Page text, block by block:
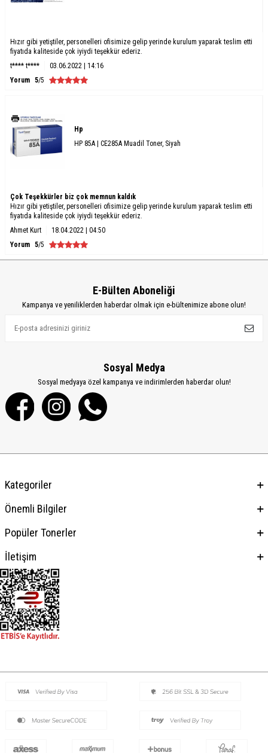
Hızır gibi yetiştiler, personelleri ofisimize gelip yerinde kurulum yaparak teslim etti
fiyatıda kaliteside çok iyiydi teşekkür ederiz.
t**** t****
03.06.2022 | 14:16
Yorum 5/5
Hp
HP 85A | CE285A Muadil Toner, Siyah
Çok Teşekkürler biz çok memnun kaldık
Hızır gibi yetiştiler, personelleri ofisimize gelip yerinde kurulum yaparak teslim etti
fiyatıda kaliteside çok iyiydi teşekkür ederiz.
Ahmet Kurt
18.04.2022 | 04:50
Yorum 5/5
E-Bülten Aboneliği
Kampanya ve yeniliklerden haberdar olmak için e-bültenimize abone olun!
Sosyal Medya
Sosyal medyaya özel kampanya ve indirimlerden haberdar olun!
Kategoriler
Önemli Bilgiler
Popüler Tonerler
İletişim